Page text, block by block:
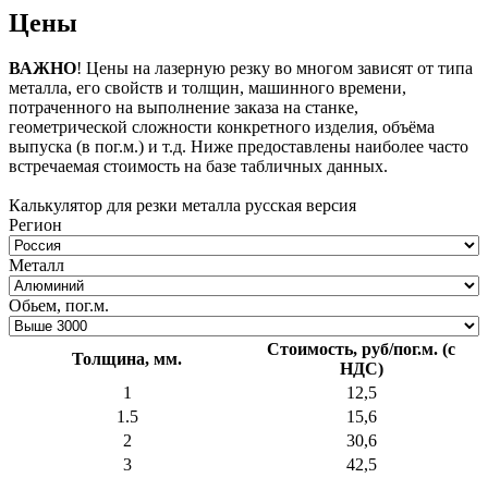
Цены
ВАЖНО! Цены на лазерную резку во многом зависят от типа
металла, его свойств и толщин, машинного времени,
потраченного на выполнение заказа на станке,
геометрической сложности конкретного изделия, объёма
выпуска (в пог.м.) и т.д. Ниже предоставлены наиболее часто
встречаемая стоимость на базе табличных данных.
Калькулятор для резки металла русская версия
Регион
Металл
Обьем, пог.м.
Толщина, мм.
Стоимость, руб/пог.м. (с
НДС)
1
12,5
1.5
15,6
2
30,6
3
42,5